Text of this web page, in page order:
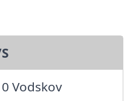
Vodskov